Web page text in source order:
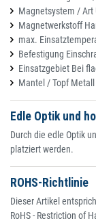
Magnetsystem / Art
Magnetwerkstoff
max.
Befestigung
Einsatzgebiet Bei
Mantel / Topf
Edle Optik und
Durch die edle Optik
platziert werden.
ROHS-Richtlinie
Dieser Artikel
RoHS - Restriction of